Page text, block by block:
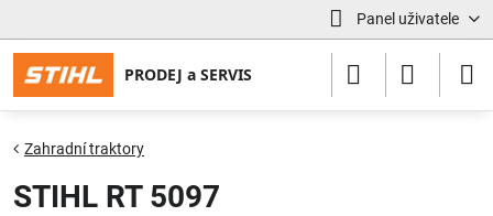
Panel uživatele
Zahradní traktory
STIHL RT 5097